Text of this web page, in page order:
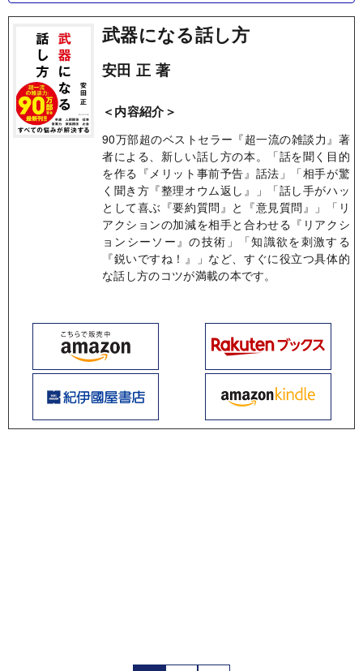
武器になる話し方
安田 正 著
＜内容紹介＞
90万部超のベストセラー『超一流の雑談力』著
者による、新しい話し方の本。「話を聞く目的
を作る『メリット事前予告』話法」「相手が驚
く聞き方『整理オウム返し』」「話し手がハッ
として喜ぶ『要約質問』と『意見質問』」「リ
アクションの加減を相手と合わせる『リアクシ
ョンシーソー』の技術」「知識欲を刺激する
『鋭いですね！』」など、すぐに役立つ具体的
な話し方のコツが満載の本です。